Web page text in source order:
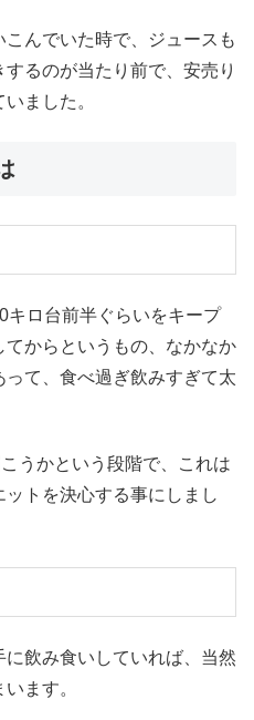
んでいた時で、ジュースも
るのが当たり前で、安売り
ました。
キロ台前半ぐらいをキープ
からというもの、なかなか
て、食べ過ぎ飲みすぎて太
うかという段階で、これは
トを決心する事にしまし
飲み食いしていれば、当然
ます。